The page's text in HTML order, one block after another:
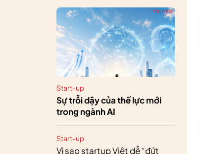
Start-up
Sự trỗi dậy của thế lực mới
trong ngành AI
Start-up
Vì sao startup Việt dễ “đứt